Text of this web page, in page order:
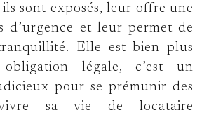
sont exposés, leur offre une
d’urgence et leur permet de
Elle est bien plus
obligation légale, c’est un
pour se prémunir des
sa vie de locataire